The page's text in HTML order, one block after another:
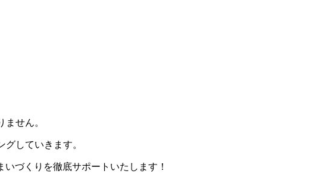
せん。
していきます。
づくりを徹底サポートいたします！